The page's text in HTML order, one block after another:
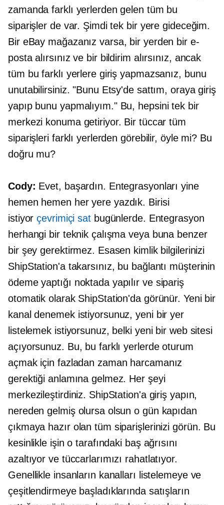
zamanda farklı yerlerden gelen tüm bu
siparişler de var. Şimdi tek bir yere gideceğim.
Bir eBay mağazanız varsa, bir yerden bir e-
posta alırsınız ve bir bildirim alırsınız, ancak
tüm bu farklı yerlere giriş yapmazsanız, bunu
unutabilirsiniz. "Bunu Etsy'de sattım, oraya giriş
yapıp bunu yapmalıyım." Bu, hepsini tek bir
merkezi konuma getiriyor. Bir tüccar tüm
siparişleri farklı yerlerden görebilir, öyle mi? Bu
doğru mu?
Cody: Evet, başardın. Entegrasyonları yine
hemen hemen her yere yazdık. Birisi
istiyorçevrimiçi satbugünlerde. Entegrasyon
herhangi bir teknik çalışma veya buna benzer
bir şey gerektirmez. Esasen kimlik bilgilerinizi
ShipStation'a takarsınız, bu bağlantı müşterinin
ödeme yaptığı noktada yapılır ve sipariş
otomatik olarak ShipStation'da görünür. Yeni bir
kanal denemek istiyorsunuz, yeni bir yer
listelemek istiyorsunuz, belki yeni bir web sitesi
açıyorsunuz. Bu, bu farklı yerlerde oturum
açmak için fazladan zaman harcamanız
gerektiği anlamına gelmez. Her şeyi
merkezileştirdiniz. ShipStation'a giriş yapın,
nereden gelmiş olursa olsun o gün kapıdan
çıkmaya hazır olan tüm siparişlerinizi görün. Bu
kesinlikle işin o tarafındaki baş ağrısını
azaltıyor ve tüccarlarımızı rahatlatıyor.
Genellikle insanların kanalları listelemeye ve
çeşitlendirmeye başladıklarında satışların